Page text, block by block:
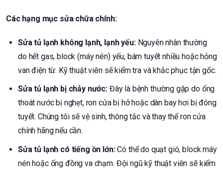
Các hạng mục sửa chữa chính:
Sửa tủ lạnh không lạnh, lạnh yếu:Nguyên nhân thường
do hết gas, block (máy nén) yếu, bám tuyết nhiều hoặc hỏng
van điện từ. Kỹ thuật viên sẽ kiểm tra và khắc phục tận gốc.
Sửa tủ lạnh bị chảy nước: Đây là bệnh thường gặp do ống
thoát nước bị nghẹt, ron cửa bị hở hoặc dàn bay hơi bị đóng
tuyết. Chúng tôi sẽ vệ sinh, thông tắc và thay thế ron cửa
chính hãng nếu cần.
Sửa tủ lạnh có tiếng ồn lớn:Có thể do quạt gió, block máy
nén hoặc ống đồng va chạm. Đội ngũ kỹ thuật viên sẽ kiểm